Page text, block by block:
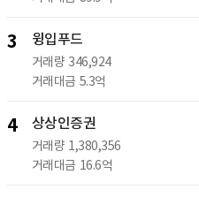
3 윙입푸드
거래량 346,924
거래대금 5.3억
4 상상인증권
거래량 1,380,356
거래대금 16.6억